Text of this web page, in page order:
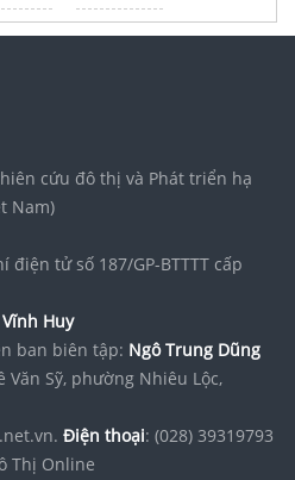
Avenue Nhơn Trạch
cứu đô thị và Phát triển hạ
Nam)
điện tử số 187/GP-BTTTT cấp
Huy
ban biên tập: Ngô Trung Dũng
Văn Sỹ, phường Nhiêu Lộc,
Điện thoại: (028) 39319793
Thị Online